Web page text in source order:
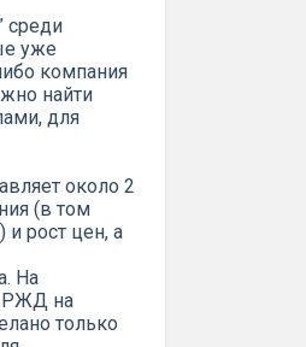
среди
уже
компания
найти
для
около 2
(в том
рост цен, а
На
РЖД на
только